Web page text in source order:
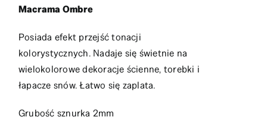
Macrama Ombre
Posiada efekt przejść tonacji
kolorystycznych. Nadaje się świetnie na
wielokolorowe dekoracje ścienne, torebki i
łapacze snów. Łatwo się zaplata.
Grubość sznurka 2mm